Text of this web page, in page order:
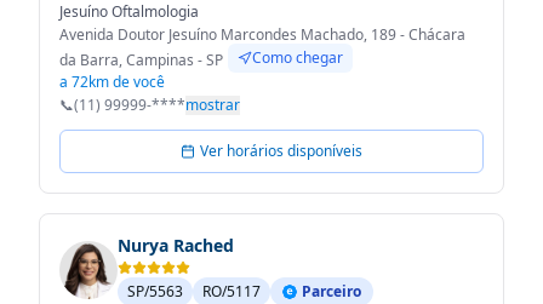
Jesuíno Oftalmologia
Avenida Doutor Jesuíno Marcondes Machado, 189 - Chácara
da Barra, Campinas - SP
Como chegar
a 72km de você
📞(11) 99999-****mostrar
Ver horários disponíveis
Nurya Rached
SP/5563 RO/5117 Parceiro